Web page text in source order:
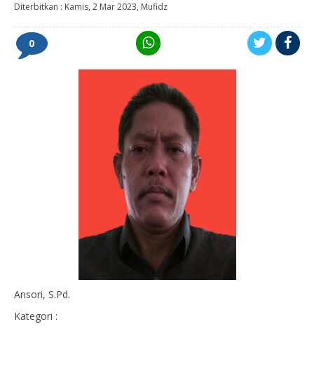
Diterbitkan : Kamis, 2 Mar 2023, Mufidz
0
Ansori, S.Pd.
Kategori :